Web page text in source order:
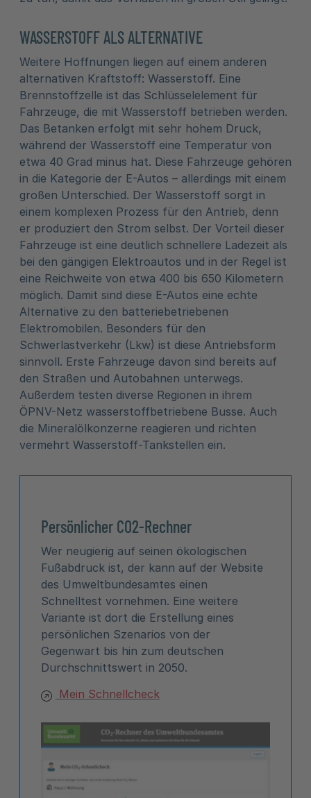
WASSERSTOFF ALS ALTERNATIVE
Weitere Hoffnungen liegen auf einem anderen
alternativen Kraftstoff: Wasserstoff. Eine
Brennstoffzelle ist das Schlüsselelement für
Fahrzeuge, die mit Wasserstoff betrieben werden.
Das Betanken erfolgt mit sehr hohem Druck,
während der Wasserstoff eine Temperatur von
etwa 40 Grad minus hat. Diese Fahrzeuge gehören
in die Kategorie der E-Autos – allerdings mit einem
großen Unterschied. Der Wasserstoff sorgt in
einem komplexen Prozess für den Antrieb, denn
er produziert den Strom selbst. Der Vorteil dieser
Fahrzeuge ist eine deutlich schnellere Ladezeit als
bei den gängigen Elektroautos und in der Regel ist
eine Reichweite von etwa 400 bis 650 Kilometern
möglich. Damit sind diese E-Autos eine echte
Alternative zu den batteriebetriebenen
Elektromobilen. Besonders für den
Schwerlastverkehr (Lkw) ist diese Antriebsform
sinnvoll. Erste Fahrzeuge davon sind bereits auf
den Straßen und Autobahnen unterwegs.
Außerdem testen diverse Regionen in ihrem
ÖPNV-Netz wasserstoffbetriebene Busse. Auch
die Mineralölkonzerne reagieren und richten
vermehrt Wasserstoff-Tankstellen ein.
Persönlicher CO2-Rechner
Wer neugierig auf seinen ökologischen
Fußabdruck ist, der kann auf der Website
des Umweltbundesamtes einen
Schnelltest vornehmen. Eine weitere
Variante ist dort die Erstellung eines
persönlichen Szenarios von der
Gegenwart bis hin zum deutschen
Durchschnittswert in 2050.
Mein Schnellcheck